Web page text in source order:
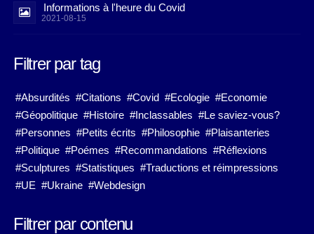
Informations à l'heure du Covid
2021-08-15
Filtrer par tag
#Absurdités #Citations #Covid #Ecologie #Economie
#Géopolitique #Histoire #Inclassables #Le saviez-vous?
#Personnes #Petits écrits #Philosophie #Plaisanteries
#Politique #Poémes #Recommandations #Réflexions
#Sculptures #Statistiques #Traductions et réimpressions
#UE #Ukraine #Webdesign
Filtrer par contenu